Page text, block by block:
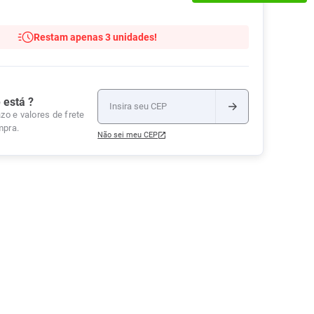
Umedecidas
Roupas Íntimas
Ver Tudo
Ver Tudo
Ver Tudo
Restam apenas 3 unidades!
está ?
e valores de frete
Não sei meu CEP